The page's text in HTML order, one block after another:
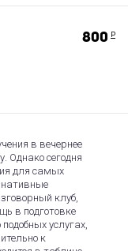
800 Р
в вечернее
Однако сегодня
для самых
клуб,
в подготовке
услугах,
к